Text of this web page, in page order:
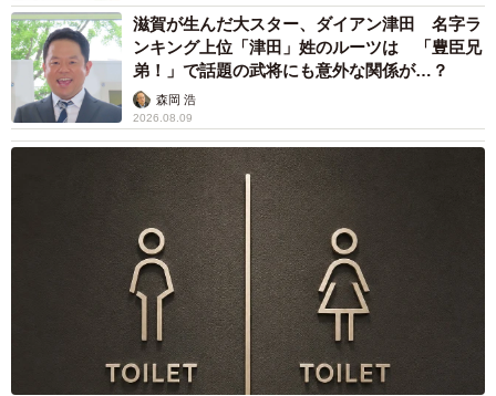
滋賀が生んだ大スター、ダイアン津田 名字ラ
ンキング上位「津田」姓のルーツは 「豊臣兄
弟！」で話題の武将にも意外な関係が…？
森岡 浩
2026.08.09